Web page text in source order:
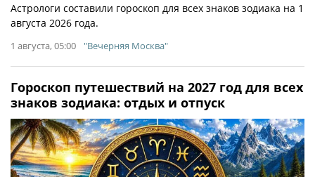
Астрологи составили гороскоп для всех знаков зодиака на 1
августа 2026 года.
1 августа, 05:00 "Вечерняя Москва"
Гороскоп путешествий на 2027 год для всех
знаков зодиака: отдых и отпуск